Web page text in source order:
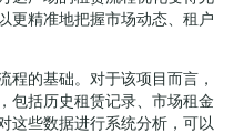
更精准地把握市场动态、租户
程的基础。对于该项目而言，
包括历史租赁记录、市场租金
这些数据进行系统分析，可以